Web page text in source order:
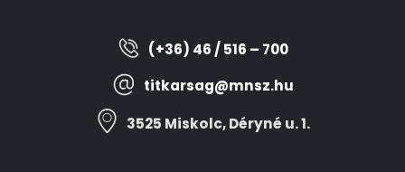
(+36) 46 / 516 – 700
titkarsag@mnsz.hu
3525 Miskolc, Déryné u. 1.